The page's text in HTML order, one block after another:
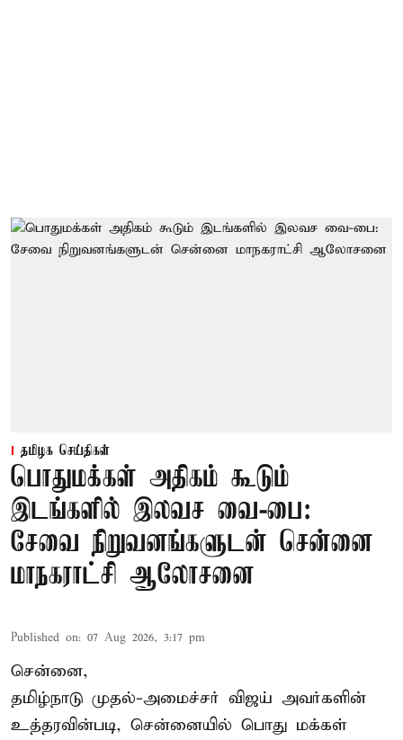
தமிழக செய்திகள்
பொதுமக்கள் அதிகம் கூடும்
இடங்களில் இலவச வை-பை:
சேவை நிறுவனங்களுடன் சென்னை
மாநகராட்சி ஆலோசனை
Published on: 07 Aug 2026, 3:17 pm
சென்னை,
தமிழ்நாடு முதல்-அமைச்சர் விஜய் அவர்களின்
உத்தரவின்படி, சென்னையில் பொது மக்கள்